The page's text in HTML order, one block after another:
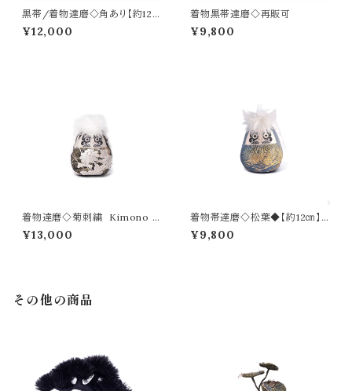
黒帯/着物達磨◇角あり【約12
㎝】再販可
¥12,000
着物黒帯達磨◇再販可
¥9,800
着物達磨◇菊刺繍 Kimono D
aruma【約12㎝】
¥13,000
着物帯達磨◇松葉◆【約12㎝】
再販可
¥9,800
その他の商品